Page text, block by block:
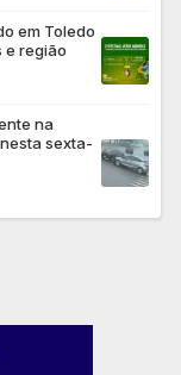
em Toledo
e região
na
sexta-